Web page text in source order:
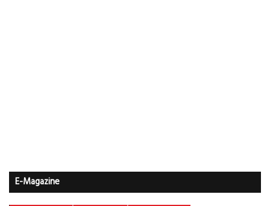
E-Magazine